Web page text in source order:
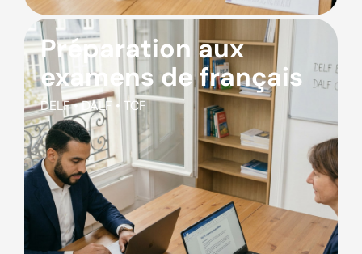
Préparation aux
examens de français
DELF • DALF • TCF